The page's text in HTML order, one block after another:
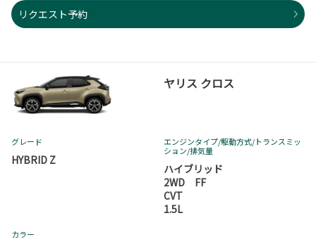
リクエスト予約
ヤリス クロス
グレード
HYBRID Z
エンジンタイプ/駆動方式/トランスミッ
ション/排気量
ハイブリッド
2WD FF
CVT
1.5L
カラー